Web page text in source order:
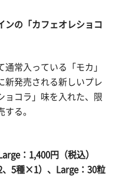
ンの「カフェオレショコ
常入っている「モカ」
新発売される新しいプレ
ョコラ」味を入れた、限
る。
：1,400円（税込）
5種×1）、Large：30粒